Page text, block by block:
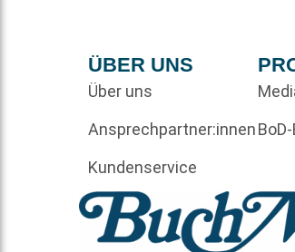
ÜBER UNS
Über uns
Ansprechpartner:innen
Kundenservice